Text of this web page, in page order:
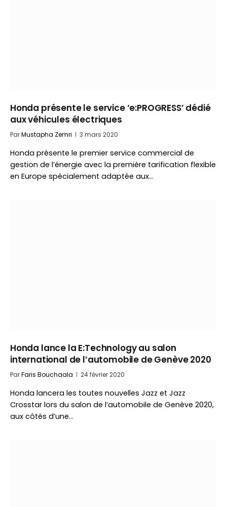
Honda présente le service ‘e:PROGRESS’ dédié
aux véhicules électriques
ParMustapha Zemri 3 mars 2020
Honda présente le premier service commercial de
gestion de l’énergie avec la première tarification flexible
en Europe spécialement adaptée aux…
Honda lance la E:Technology au salon
international de l’automobile de Genève 2020
ParFaris Bouchaala 24 février 2020
Honda lancera les toutes nouvelles Jazz et Jazz
Crosstar lors du salon de l’automobile de Genève 2020,
aux côtés d’une…